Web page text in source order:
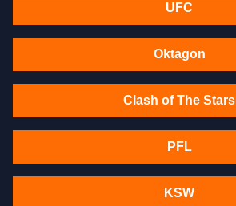
UFC
Oktagon
Clash of The Stars
PFL
KSW